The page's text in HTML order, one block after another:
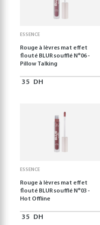
ESSENCE
Rouge à lèvres mat effet
flouté BLUR soufflé N°06 -
Pillow Talking
35 DH
ESSENCE
Rouge à lèvres mat effet
flouté BLUR soufflé N°03 -
Hot Offline
35 DH